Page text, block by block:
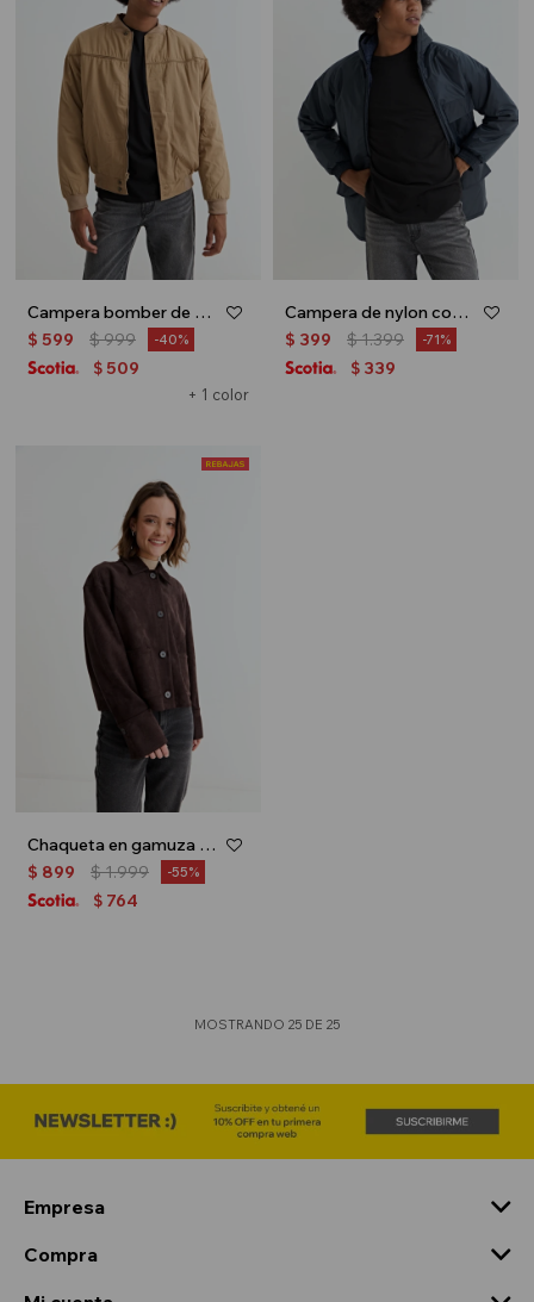
Campera bomber de nylon - Khaki
+ 1 color
$ 599 $999 40
$ 509
Campera de nylon con bolsillos - Azul marino
$ 399 $1.399 71
$ 339
Chaqueta en gamuza - Marron
$ 899 $1.999 55
$ 764
MOSTRANDO 25 DE 25
Empresa
Compra